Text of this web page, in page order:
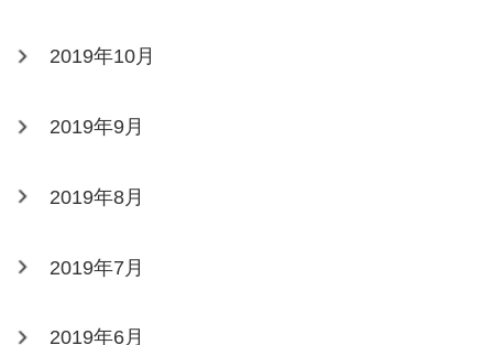
2019年10月
2019年9月
2019年8月
2019年7月
2019年6月